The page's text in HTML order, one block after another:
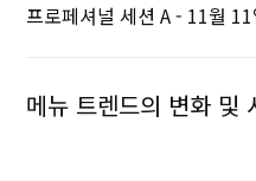
프로페셔널 세션 A - 11월
메뉴 트렌드의 변화 및